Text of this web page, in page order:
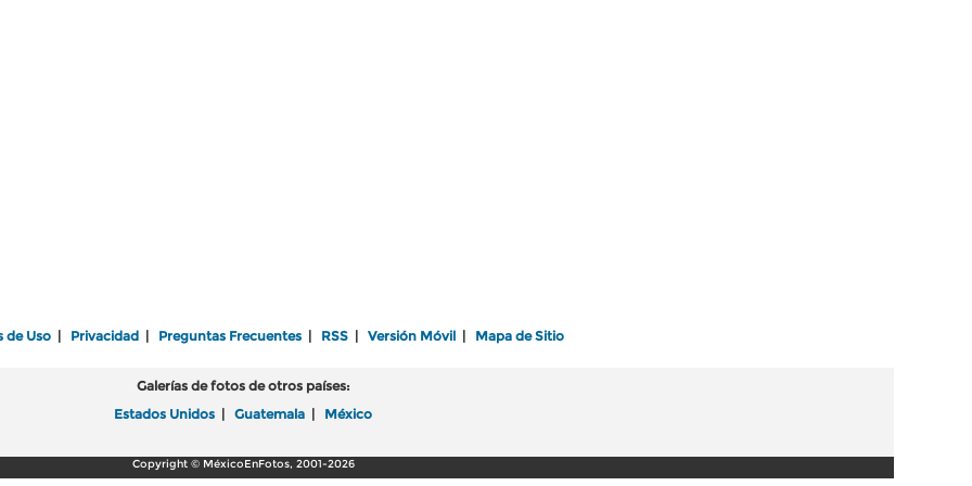
de Uso Privacidad Preguntas Frecuentes RSS Versión Móvil Mapa de Sitio
Galerías de fotos de otros países:
Estados Unidos
Guatemala México
Copyright © MéxicoEnFotos, 2001-2026